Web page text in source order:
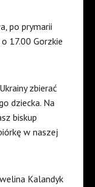
po prymarii
17.00 Gorzkie
zbierać
dziecka. Na
biskup
w naszej
Kalandyk